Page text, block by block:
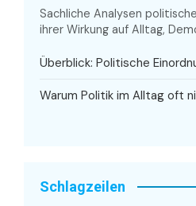
Sachliche Analysen
ihrer Wirkung auf Alltag,
Überblick: Politische
Warum Politik im Alltag oft
Schlagzeilen